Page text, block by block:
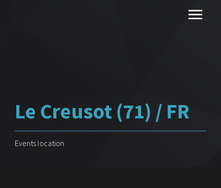
Le Creusot (71) / FR
Events location